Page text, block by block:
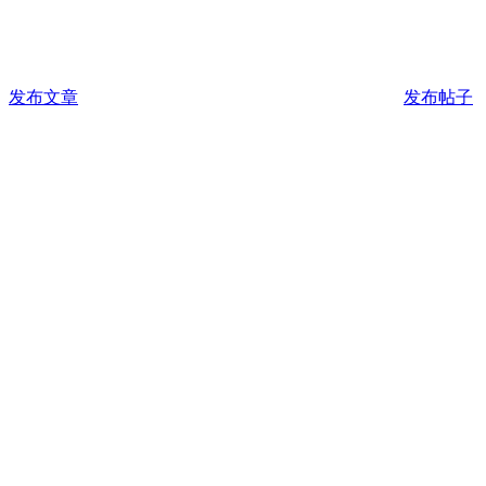
发布文章 发布帖子